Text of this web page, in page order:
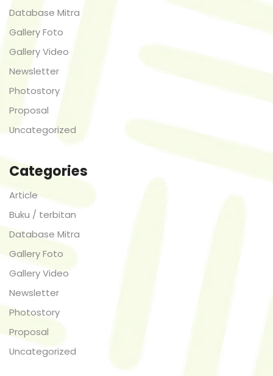
Database Mitra
Gallery Foto
Gallery Video
Newsletter
Photostory
Proposal
Uncategorized
Categories
Article
Buku / terbitan
Database Mitra
Gallery Foto
Gallery Video
Newsletter
Photostory
Proposal
Uncategorized